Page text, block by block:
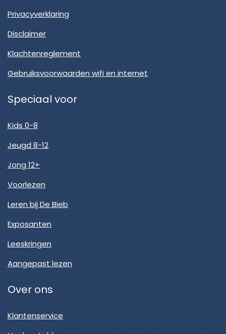
Privacyverklaring
Disclaimer
Klachtenreglement
Gebruiksvoorwaarden wifi en internet
Speciaal voor
Kids 0-8
Jeugd 8-12
Jong 12+
Voorlezen
Leren bij De Bieb
Exposanten
Leeskringen
Aangepast lezen
Over ons
Klantenservice